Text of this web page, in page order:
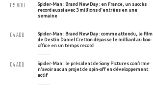
Spider-Man : Brand New Day : en France, un succès
record aussi avec 3 millions d'entrées en une
semaine
05 AOU
Spider-Man : Brand New Day : comme attendu, le film
de Destin Daniel Cretton dépasse le milliard au box-
office en un temps record
04 AOU
Spider-Man : le président de Sony Pictures confirme
n'avoir aucun projet de spin-off en développement
actif
04 AOU